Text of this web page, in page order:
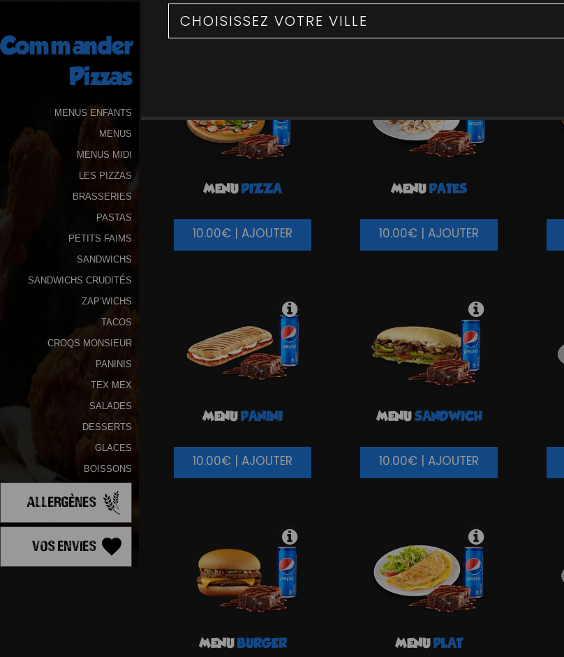
Programme
De
Zones
de
Commander
Pizzas
MENUS ENFANTS
MENUS
MENUS MIDI
LES PIZZAS
BRASSERIES
PASTAS
PETITS FAIMS
SANDWICHS
SANDWICHS CRUDITÉS
ZAP’WICHS
TACOS
CROQS MONSIEUR
PANINIS
TEX MEX
SALADES
DESSERTS
GLACES
BOISSONS
Allergènes
Vos Envies
MENUS MIDI
MENUPIZZA
10.00€ | AJOUTER
MENUPATES
10.00€ | AJOUTER
MENUPANINI
10.00€ | AJOUTER
MENUSANDWICH
10.00€ | AJOUTER
MENUBURGER MENUPLAT